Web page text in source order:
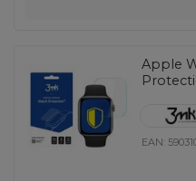
Apple
EAN: